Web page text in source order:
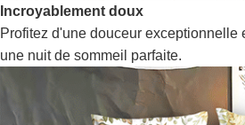
Incroyablement doux
Profitez d'une douceur exceptionnelle
une nuit de sommeil parfaite.